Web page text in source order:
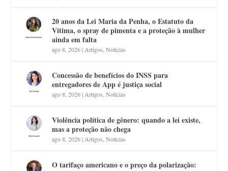
20 anos da Lei Maria da Penha, o Estatuto da
Vítima, o spray de pimenta e a proteção à mulher
ainda em falta
ago 8, 2026| Artigos ,Notícias
Concessão de benefícios do INSS para
entregadores de App é justiça social
ago 8, 2026| Artigos ,Notícias
Violência política de gênero: quando a lei existe,
mas a proteção não chega
ago 8, 2026| Artigos ,Notícias
O tarifaço americano e o preço da polarização: